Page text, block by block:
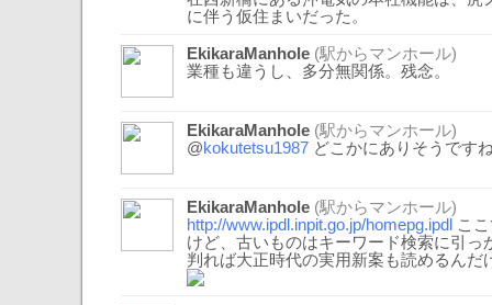
に伴う仮住まいだった。
EkikaraManhole (駅からマンホール)
業種も違うし、多分無関係。残念。
EkikaraManhole (駅からマンホール)
@kokutetsu1987 どこかにありそうです
EkikaraManhole (駅からマンホール)
http://www.ipdl.inpit.go.jp/homepg.ipdl
こ
けど、古いものはキーワード検索に引っ
判れば大正時代の実用新案も読めるんだ